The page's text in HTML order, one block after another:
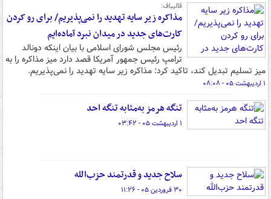
قالیباف:
مذاکره زیر سایه تهدید را نمی‌پذیریم/ برای رو کردن
کارت‌های جدید در میدان نبرد آماده‌ایم
رئیس مجلس شورای اسلامی با بیان اینکه دونالد
ترامپ رئیس جمهور آمریکا قصد دارد میز مذاکره را به
میز تسلیم تبدیل کند، تاکید کرد: مذاکره زیر سایه تهدید را نمی‌پذیریم.
۱ اردیبهشت ۰۵ - ۰۸:۰۸
تنگه هرمز به‌مثابه تنگه احد
۱ اردیبهشت ۰۵ - ۰۳:۴۲
سلاح جدید و قدرتمند حزب‌الله
۳۰ فروردین ۰۵ - ۱۱:۲۶